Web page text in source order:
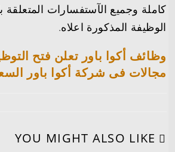
كاملة وجميع الآستفسارات المتعلقة
الوظيفة المذكورة اعلاه.
وظائف أكوا باور تعلن فتح
مجالات فى شركة أكوا باور
YOU MIGHT ALSO LIKE